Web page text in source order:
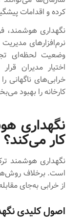
کرده و اقدامات
نگهداری هوشمند،
نرم‌افزارهای
وضعیت لحظه‌ای
اختیار مدیران
خرابی‌های ناگهانی
کارخانه را بهبود
نگهداری
کار می‌کند؟
نگهداری هوشمند
است. برخلاف
از خرابی به‌جای
اصول کلیدی